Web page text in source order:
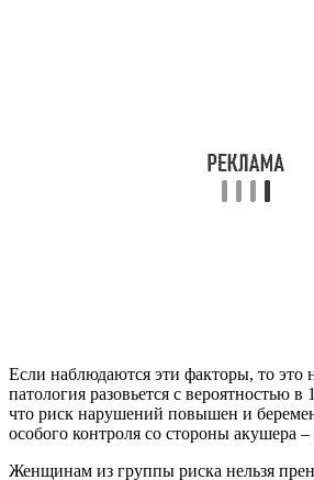
Если наблюдаются эти факторы, то это
патология разовьется с вероятностью в
что риск нарушений повышен и
особого контроля со стороны акушера –
Женщинам из группы риска нельзя